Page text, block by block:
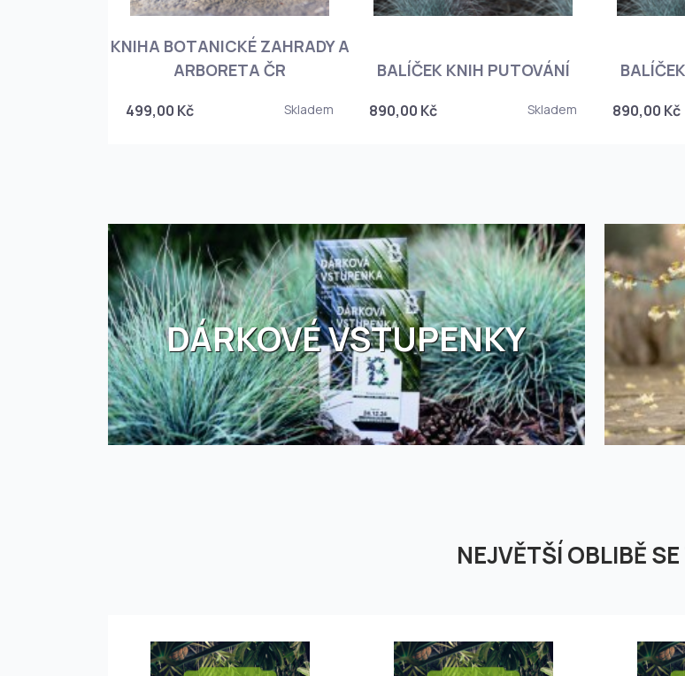
KNIHA BOTANICKÉ ZAHRADY A
ARBORETA ČR
499,00 Kč Skladem
BALÍČEK KNIH PUTOVÁNÍ
890,00 Kč Skladem 890,00 Kč
DÁRKOVÉ VSTUPENKY
NEJVĚTŠÍ OBLIBĚ